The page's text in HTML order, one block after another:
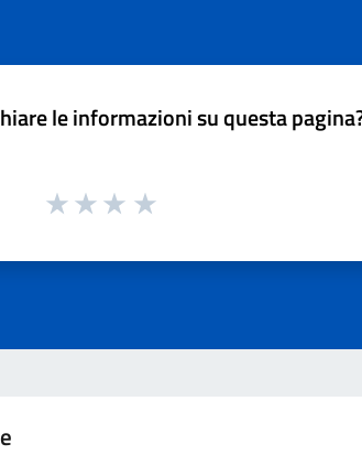
le informazioni su questa